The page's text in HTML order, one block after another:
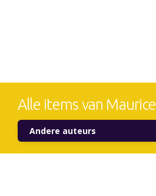
Alle items van Maurice
Andere auteurs